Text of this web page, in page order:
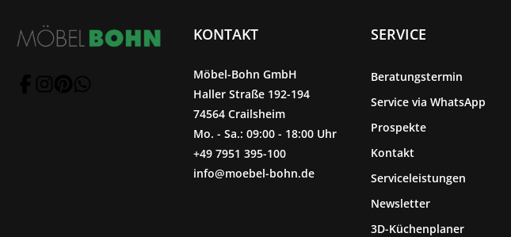
KONTAKT
Möbel-Bohn GmbH
Haller Straße 192-194
74564 Crailsheim
Mo. - Sa.: 09:00 - 18:00 Uhr
+49 7951 395-100
info@moebel-bohn.de
SERVICE
Beratungstermin
Service via WhatsApp
Prospekte
Kontakt
Serviceleistungen
Newsletter
3D-Küchenplaner